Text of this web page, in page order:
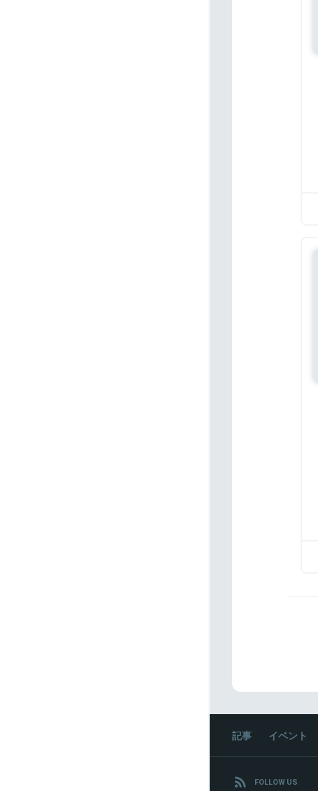
記事 イベント
FOLLOW US